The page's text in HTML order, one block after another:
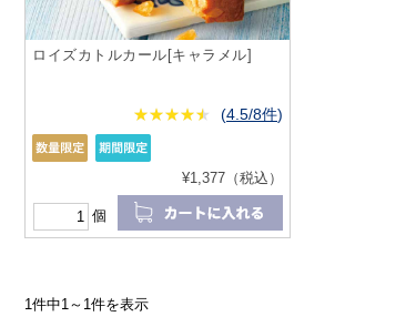
ロイズカトルカール[キャラメル]
★★★★★
★★★★★ (4.5/8件)
¥1,377（税込）
個
1件中1～1件を表示